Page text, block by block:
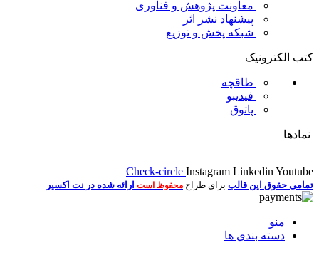
معاونت پژوهش و فناوری
پیشنهاد نشر اثر
شبکه پخش و توزیع
کتب الکترونیک
طاقچه
فیدیبو
پاتوق
نمادها
Check-circle Instagram Linkedin Youtube
تمامی حقوق این قالب برای طراح محفوظ است ارائه شده در نت اکسیر
منو
دسته بندی ها